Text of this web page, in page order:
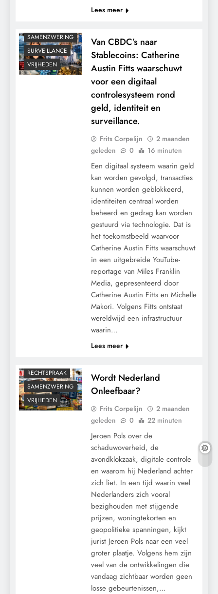
Lees meer
SAMENZWERING
SURVEILLANCE
VRIJHEDEN
Van CBDC’s naar
Stablecoins: Catherine
Austin Fitts waarschuwt
voor een digitaal
controlesysteem rond
geld, identiteit en
surveillance.
Frits Corpelijn
2 maanden
geleden
0 16 minuten
Een digitaal systeem waarin geld
kan worden gevolgd, transacties
kunnen worden geblokkeerd,
identiteiten centraal worden
beheerd en gedrag kan worden
gestuurd via technologie. Dat is
het toekomstbeeld waarvoor
Catherine Austin Fitts waarschuwt
in een uitgebreide YouTube-
reportage van Miles Franklin
Media, gepresenteerd door
Catherine Austin Fitts en Michelle
Makori. Volgens Fitts ontstaat
wereldwijd een infrastructuur
waarin…
Lees meer
RECHTSPRAAK
SAMENZWERING
VRIJHEDEN
Wordt Nederland
Onleefbaar?
Frits Corpelijn
2 maanden
geleden
0 22 minuten
Jeroen Pols over de
schaduwoverheid, de
avondklokzaak, digitale controle
en waarom hij Nederland achter
zich liet. In een tijd waarin veel
Nederlanders zich vooral
bezighouden met stijgende
prijzen, woningtekorten en
geopolitieke spanningen, kijkt
jurist Jeroen Pols naar een veel
groter plaatje. Volgens hem zijn
veel van de ontwikkelingen die
vandaag zichtbaar worden geen
losse gebeurtenissen,…